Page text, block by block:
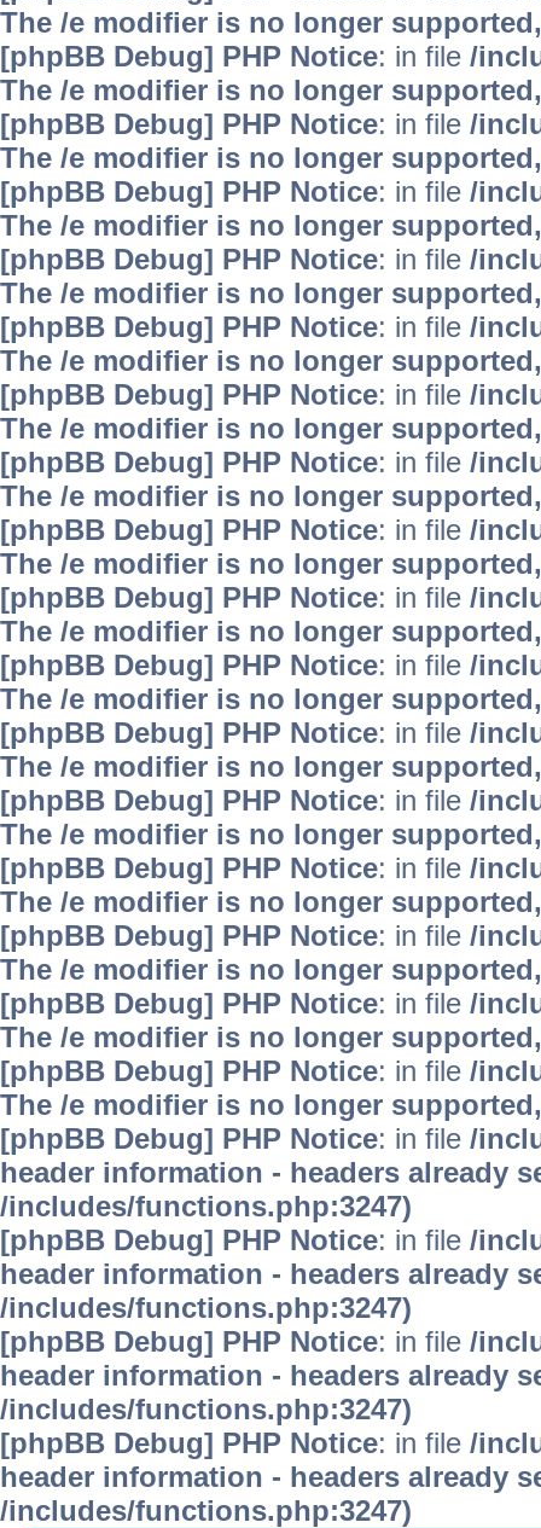
The /e modifier is no longer
[phpBB Debug] PHP Notice: in file /
The /e modifier is no longer
[phpBB Debug] PHP Notice: in file /
The /e modifier is no longer
[phpBB Debug] PHP Notice: in file /
The /e modifier is no longer
[phpBB Debug] PHP Notice: in file /
The /e modifier is no longer
[phpBB Debug] PHP Notice: in file /
The /e modifier is no longer
[phpBB Debug] PHP Notice: in file /
The /e modifier is no longer
[phpBB Debug] PHP Notice: in file /
The /e modifier is no longer
[phpBB Debug] PHP Notice: in file /
The /e modifier is no longer
[phpBB Debug] PHP Notice: in file /
The /e modifier is no longer
[phpBB Debug] PHP Notice: in file /
The /e modifier is no longer
[phpBB Debug] PHP Notice: in file /
The /e modifier is no longer
[phpBB Debug] PHP Notice: in file /
The /e modifier is no longer
[phpBB Debug] PHP Notice: in file /
The /e modifier is no longer
[phpBB Debug] PHP Notice: in file /
The /e modifier is no longer
[phpBB Debug] PHP Notice: in file /
The /e modifier is no longer
[phpBB Debug] PHP Notice: in file /
The /e modifier is no longer
[phpBB Debug] PHP Notice: in file /
header information - headers already
/includes/functions.php:3247)
[phpBB Debug] PHP Notice: in file /
header information - headers already
/includes/functions.php:3247)
[phpBB Debug] PHP Notice: in file /
header information - headers already
/includes/functions.php:3247)
[phpBB Debug] PHP Notice: in file /
header information - headers already
/includes/functions.php:3247)